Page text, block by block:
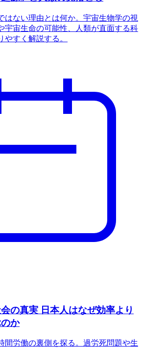
はない理由とは何か。宇宙生物学の視
宇宙生命の可能性、人類が直面する科
すく解説する。
の真実 日本人はなぜ効率より
か
間労働の裏側を探る。過労死問題や生